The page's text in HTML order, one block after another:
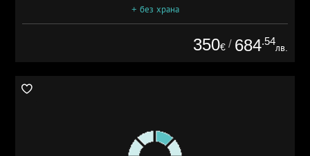
+ без храна
350€ / 684.54
лв.